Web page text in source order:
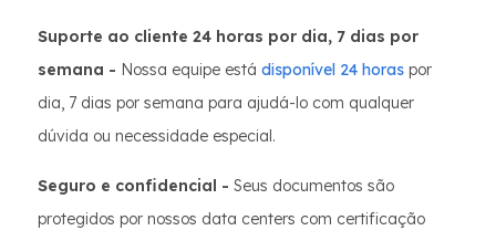
Suporte ao cliente 24 horas por dia, 7 dias por
semana - Nossa equipe está disponível 24 horas por
dia, 7 dias por semana para ajudá-lo com qualquer
dúvida ou necessidade especial.
Seguro e confidencial - Seus documentos são
protegidos por nossos data centers com certificação